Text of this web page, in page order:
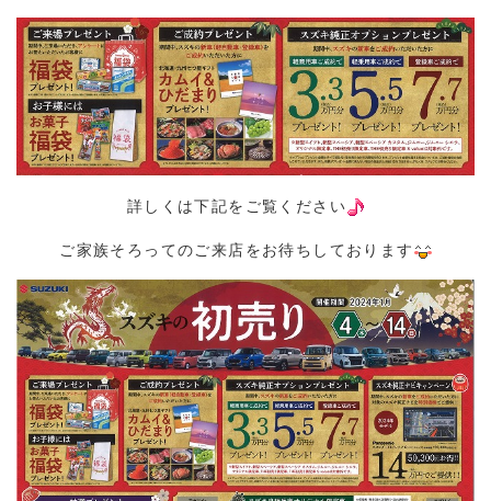
詳しくは下記をご覧ください
ご家族そろってのご来店をお待ちしております